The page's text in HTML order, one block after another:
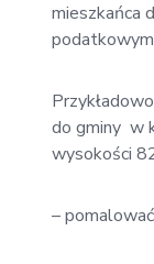
mieszkańca
do gminy w
wysokości
–